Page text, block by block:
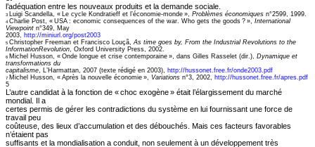
l’adéquation entre les nouveaux produits et la demande sociale.
3 Luigi Scandella, « Le cycle Kondratieff et l’économie-monde », Problèmes économiques n°2599, 1999.
4 Charlie Post, « USA : economic consequences of the war. Who gets the goods ? », International
Viewpoint n°349, May
2003, http://miniurl.org/post2003
5 Christopher Freeman et Francisco Louçã,As time goes by, From the Industrial Revolutions to the
InformationRevolution, Oxford University Press, 2002.
6 Michel Husson, « Onde longue et crise contemporaine », dans Gilles Rasselet (dir.), Dynamique et
transformations du
capitalisme, L’Harmattan, 2007 (texte rédigé en 2003), http://hussonet.free.fr/onde2003.pdf
7 Michel Husson, « Après la nouvelle économie », Variations n°3, 2002, http://hussonet.free.fr/apres.pdf
5
L’autre candidat à la fonction de « choc exogène » était l’élargissement du marché
mondial. Il a
certes permis de gérer les contradictions du système en lui fournissant une force de
travail peu
coûteuse, des lieux d’accumulation et des débouchés. Mais ces facteurs favorables
n’étaient pas
suffisants et la mondialisation a conduit, non seulement à un développement très